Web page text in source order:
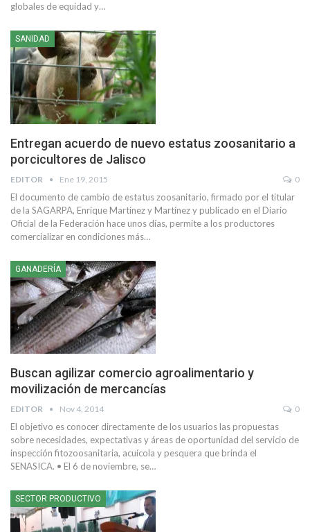
globales de equidad y…
SANIDAD
Entregan acuerdo de nuevo estatus zoosanitario a
porcicultores de Jalisco
EDITOR Ene 19, 2015 0
El documento de cambio de estatus zoosanitario, firmado por el titular
de la SAGARPA, Enrique Martínez y Martínez y publicado en el Diario
Oficial de la Federación hace unos días, permite a los productores
comercializar en condiciones más…
GANADERÍA
Buscan agilizar comercio agroalimentario y
movilización de mercancías
EDITOR Nov 4, 2014 0
El objetivo es conocer directamente de los usuarios las propuestas
sobre necesidades, expectativas y áreas de oportunidad del servicio de
inspección fitozoosanitaria, acuícola y pesquera que brinda el
SENASICA. • El 6 de noviembre, se…
SECTOR PRODUCTIVO